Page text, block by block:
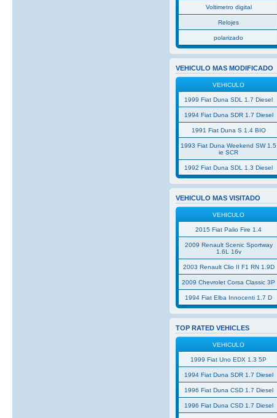
Voltimetro digital
Relojes
polarizado
VEHICULO MAS MODIFICADO
VEHICULO
1999 Fiat Duna SDL 1.7 Diesel
1994 Fiat Duna SDR 1.7 Diesel
1991 Fiat Duna S 1.4 BIO
1993 Fiat Duna Weekend SW 1.5
ie SCR
1992 Fiat Duna SDL 1.3 Diesel
VEHICULO MAS VISITADO
VEHICULO
2015 Fiat Palio Fire 1.4
2009 Renault Scenic Sportway
1.6L 16v
2003 Renault Clio II F1 RN 1.9D
2009 Chevrolet Corsa Classic 3P
1994 Fiat Elba Innocenti 1.7 D
TOP RATED VEHICLES
VEHICULO
1999 Fiat Uno EDX 1.3 5P
1994 Fiat Duna SDR 1.7 Diesel
1996 Fiat Duna CSD 1.7 Diesel
1996 Fiat Duna CSD 1.7 Diesel